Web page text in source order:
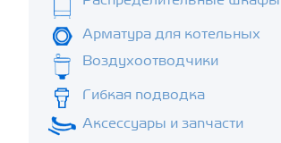
Арматура для котельных
Воздухоотводчики
Гибкая подводка
Аксессуары и запчасти